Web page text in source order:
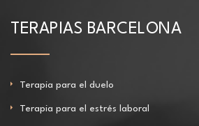
TERAPIAS BARCELONA
Terapia para el duelo
Terapia para el estrés laboral